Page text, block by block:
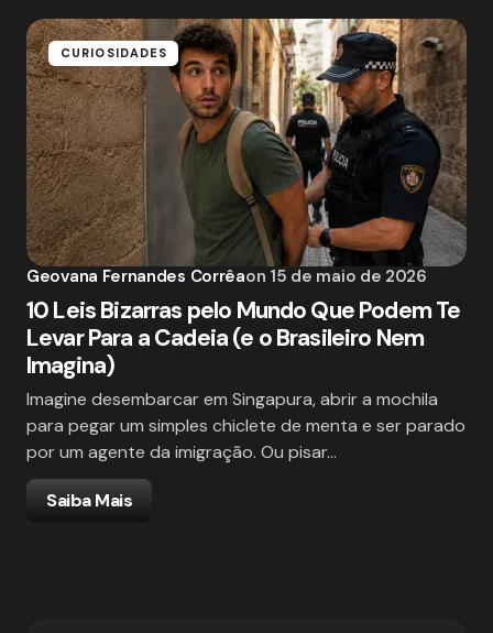
CURIOSIDADES
Geovana Fernandes Corrêaon 15 de maio de 2026
10 Leis Bizarras pelo Mundo Que Podem Te
Levar Para a Cadeia (e o Brasileiro Nem
Imagina)
Imagine desembarcar em Singapura, abrir a mochila
para pegar um simples chiclete de menta e ser parado
por um agente da imigração. Ou pisar…
Saiba Mais